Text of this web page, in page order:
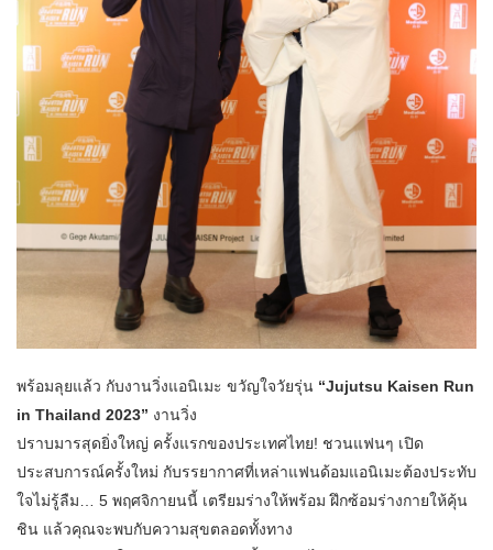
พร้อมลุยแล้ว กับงานวิ่งแอนิเมะ ขวัญใจวัยรุ่น “Jujutsu Kaisen Run
in Thailand 2023” งานวิ่ง
ปราบมารสุดยิ่งใหญ่ ครั้งแรกของประเทศไทย! ชวนแฟนๆ เปิด
ประสบการณ์ครั้งใหม่ กับรรยากาศที่เหล่าแฟนด้อมแอนิเมะต้องประทับ
ใจไม่รู้ลืม… 5 พฤศจิกายนนี้ เตรียมร่างให้พร้อม ฝึกซ้อมร่างกายให้คุ้น
ชิน แล้วคุณจะพบกับความสุขตลอดทั้งทาง